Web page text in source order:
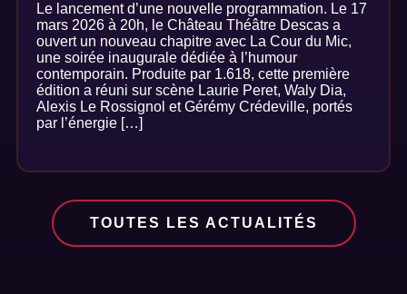
Le lancement d’une nouvelle programmation. Le 17
mars 2026 à 20h, le Château Théâtre Descas a
ouvert un nouveau chapitre avec La Cour du Mic,
une soirée inaugurale dédiée à l’humour
contemporain. Produite par 1.618, cette première
édition a réuni sur scène Laurie Peret, Waly Dia,
Alexis Le Rossignol et Gérémy Crédeville, portés
par l’énergie […]
TOUTES LES ACTUALITÉS